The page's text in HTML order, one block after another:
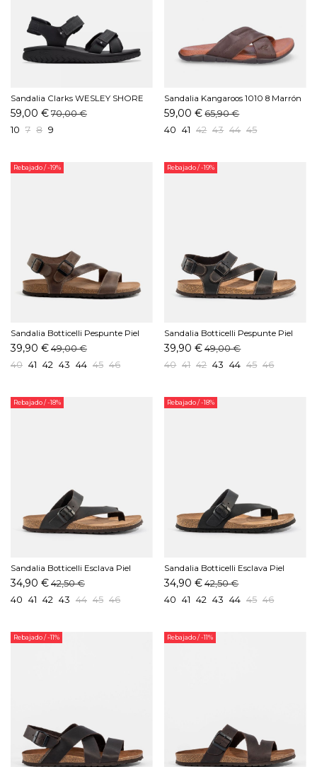
Sandalia Clarks WESLEY SHORE
Negro
59,00 €70,00 €
10 7 8 9
Sandalia Kangaroos 1010 8 Marrón
59,00 € 65,90 €
40 41 42 43 44 45
Rebajado/ -19%
Sandalia Botticelli Pespunte Piel
Cepillado Marrón
39,90 €49,00 €
40 41 42 43 44 45 46
Rebajado/ -19%
Sandalia Botticelli Pespunte Piel
Cepillado Moka
39,90 € 49,00 €
40 41 42 43 44 45 46
Rebajado/ -18%
Sandalia Botticelli Esclava Piel
Cepillado Moka
34,90 €42,50 €
40 41 42 43 44 45 46
Rebajado/ -18%
Sandalia Botticelli Esclava Piel
Cepillado Negro
34,90 € 42,50 €
40 41 42 43 44 45 46
Rebajado/ -11% Rebajado/ -11%